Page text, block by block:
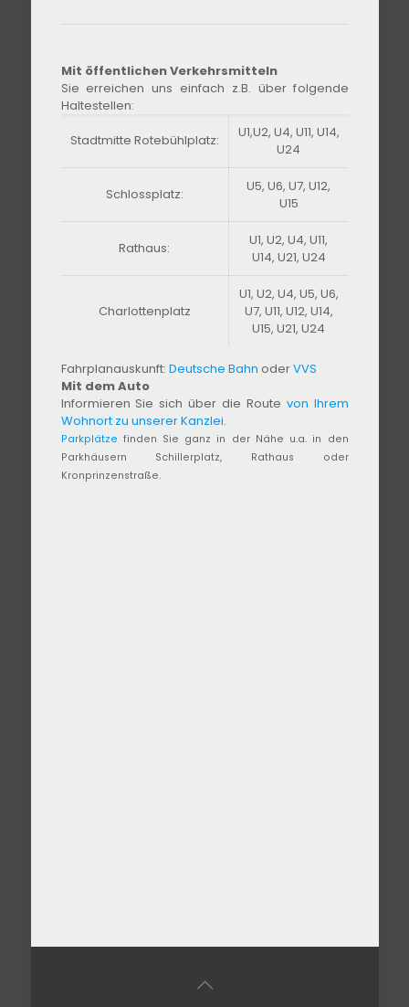
Mit öffentlichen Verkehrsmitteln
Sie erreichen uns einfach z.B. über folgende
Haltestellen:
Stadtmitte Rotebühlplatz:
U1,U2, U4, U11, U14,
U24
Schlossplatz:
U5, U6, U7, U12,
U15
Rathaus:
U1, U2, U4, U11,
U14, U21, U24
Charlottenplatz
U1, U2, U4, U5, U6,
U7, U11, U12, U14,
U15, U21, U24
Fahrplanauskunft: Deutsche Bahn oderVVS
Mit dem Auto
Informieren Sie sich über die Route von Ihrem
Wohnort zu unserer Kanzlei.
Parkplätze finden Sie ganz in der Nähe u.a. in den
Parkhäusern Schillerplatz, Rathaus oder
Kronprinzenstraße.